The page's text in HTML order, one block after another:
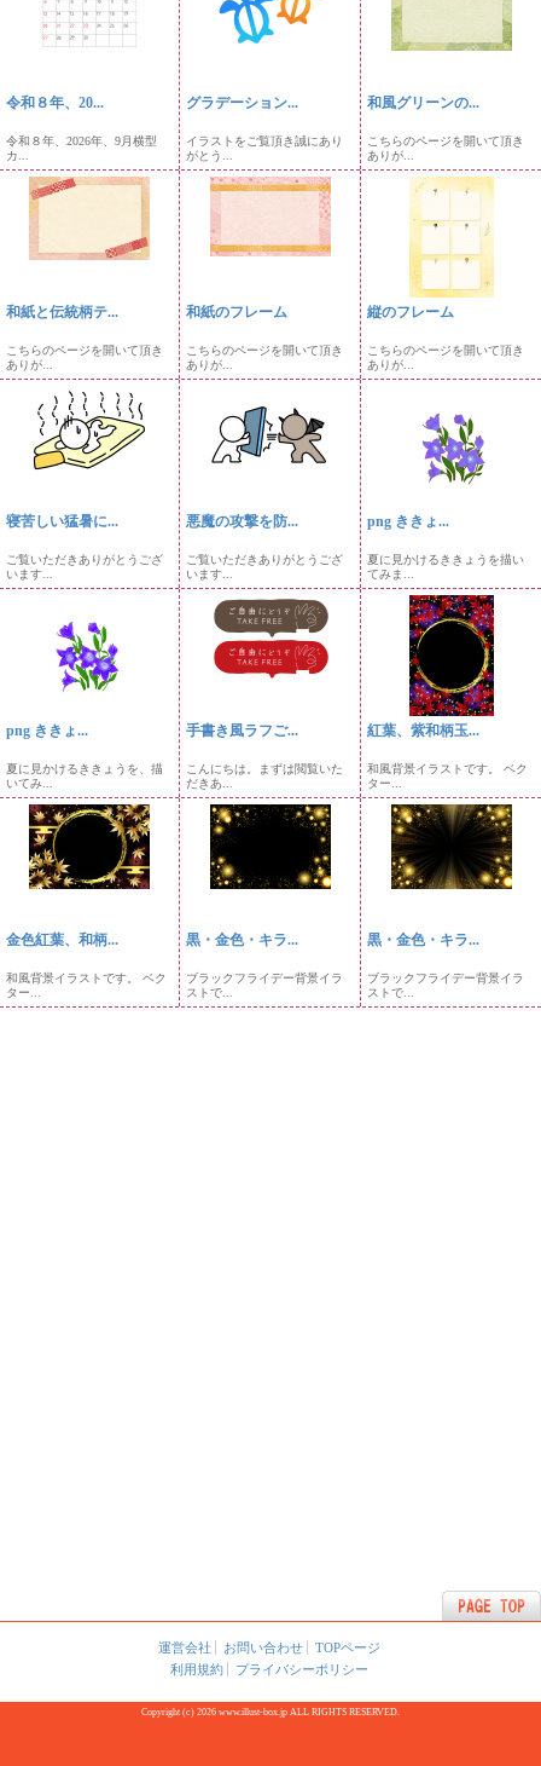
令和８年、20...
令和８年、2026年、9月横型
カ...
グラデーション...
イラストをご覧頂き誠にあり
がとう...
和風グリーンの...
こちらのページを開いて頂き
ありが...
和紙と伝統柄テ...
こちらのページを開いて頂き
ありが...
和紙のフレーム
こちらのページを開いて頂き
ありが...
縦のフレーム
こちらのページを開いて頂き
ありが...
寝苦しい猛暑に...
ご覧いただきありがとうござ
います...
悪魔の攻撃を防...
ご覧いただきありがとうござ
います...
png ききょ...
夏に見かけるききょうを描い
てみま...
png ききょ...
夏に見かけるききょうを、描
いてみ...
手書き風ラフご...
こんにちは。まずは閲覧いた
だきあ...
紅葉、紫和柄玉...
和風背景イラストです。 ベク
ター...
金色紅葉、和柄...
和風背景イラストです。 ベク
ター...
黒・金色・キラ...
ブラックフライデー背景イラ
ストで...
黒・金色・キラ...
ブラックフライデー背景イラ
ストで...
運営会社 お問い合わせ
TOPページ
利用規約
プライバシーポリシー
Copyright (c) 2026 www.illust-box.jp ALL RIGHTS RESERVED.